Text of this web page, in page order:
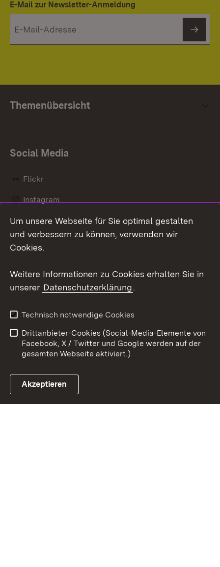
E-Mail zur Newsletter-Anmeldung
Themenübersicht
Social Media
Flickr
Instagram
Social Wall
Link zum Landesportal
Barrierefreiheit
Benutzungshinweise
Impressum
Cookies
Um unsere Webseite für Sie optimal gestalten
und verbessern zu können, verwenden wir
Cookies.
Weitere Informationen zu Cookies erhalten Sie in
unserer Datenschutzerklärung.
Technisch notwendige Cookies
Drittanbieter-Cookies (Social-Media-Elemente von
Facebook, X / Twitter und Google werden auf der
gesamten Webseite aktiviert.)
Akzeptieren